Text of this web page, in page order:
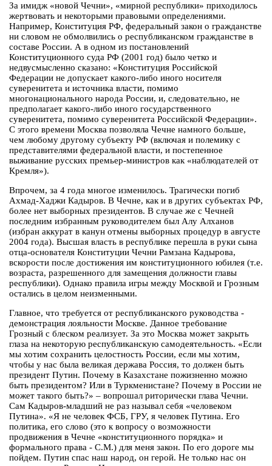
За имидж «новой Чечни», «мирной республики» приходилось
жертвовать и некоторыми правовыми определениями.
Например, Конституция РФ, федеральный закон о гражданстве
ни словом не обмолвились о республиканском гражданстве в
составе России. А в одном из постановлений
Конституционного суда РФ (2001 год) было четко и
недвусмысленно сказано: «Конституция Российской
Федерации не допускает какого-либо иного носителя
суверенитета и источника власти, помимо
многонационального народа России, и, следовательно, не
предполагает какого-либо иного государственного
суверенитета, помимо суверенитета Российской Федерации».
С этого времени Москва позволяла Чечне намного больше,
чем любому другому субъекту РФ (включая и полемику с
представителями федеральной власти, и постепенное
выживание русских премьер-министров как «наблюдателей от
Кремля»).
Впрочем, за 4 года многое изменилось. Трагически погиб
Ахмад-Хаджи Кадыров. В Чечне, как и в других субъектах РФ,
более нет выборных президентов. В случае же с Чечней
последним избранным руководителем был Алу Алханов
(избран аккурат в канун отмены выборных процедур в августе
2004 года). Высшая власть в республике перешла в руки сына
отца-основателя Конституции Чечни Рамзана Кадырова,
вскорости после достижения им конституционного юбилея (т.е.
возраста, разрешенного для замещения должности главы
республики). Однако правила игры между Москвой и Грозным
остались в целом неизменными.
Главное, что требуется от республиканского руководства -
демонстрация лояльности Москве. Данное требование
Грозный с блеском реализует. За это Москва может закрыть
глаза на некоторую республиканскую самодеятельность. «Если
мы хотим сохранить целостность России, если мы хотим,
чтобы у нас была великая держава Россия, то должен быть
президент Путин. Почему в Казахстане пожизненно можно
быть президентом? Или в Туркменистане? Почему в России не
может такого быть?» – вопрошал риторически глава Чечни.
Сам Кадыров-младший не раз называл себя «человеком
Путина». «Я не человек ФСБ, ГРУ, я человек Путина. Его
политика, его слово (это к вопросу о возможности
продвижения в Чечне «конституционного порядка» и
формального права - С.М.) для меня закон. По его дороге мы
пойдем. Путин спас наш народ, он герой. Не только нас он